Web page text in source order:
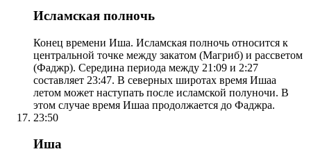
Исламская полночь
Конец времени Иша. Исламская полночь относится к
центральной точке между закатом (Магриб) и рассветом
(Фаджр). Середина периода между 21:09 и 2:27
составляет 23:47. В северных широтах время Ишаа
летом может наступать после исламской полуночи. В
этом случае время Ишаа продолжается до Фаджра.
23:50
Иша